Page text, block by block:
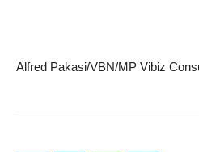
Alfred Pakasi/VBN/MP Vibiz